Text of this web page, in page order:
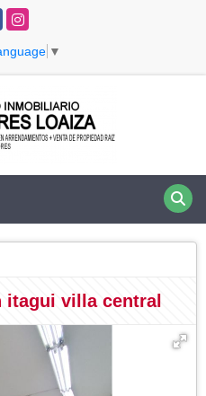
Instagram
▼
itagui villa central